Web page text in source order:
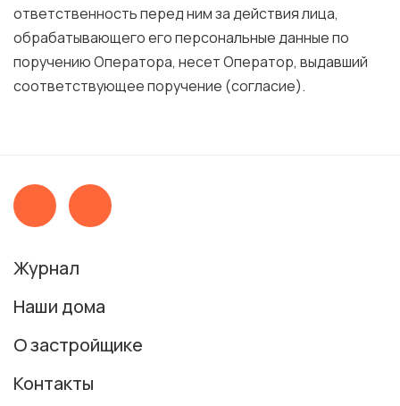
ответственность перед ним за действия лица,
обрабатывающего его персональные данные по
поручению Оператора, несет Оператор, выдавший
соответствующее поручение (согласие).
Журнал
Наши дома
О застройщике
Контакты